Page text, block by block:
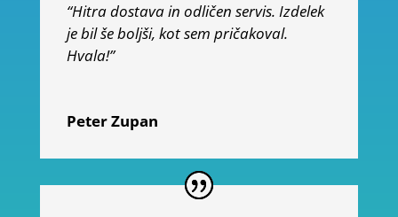
“Hitra dostava in odličen servis. Izdelek
je bil še boljši, kot sem pričakoval.
Hvala!”
Peter Zupan